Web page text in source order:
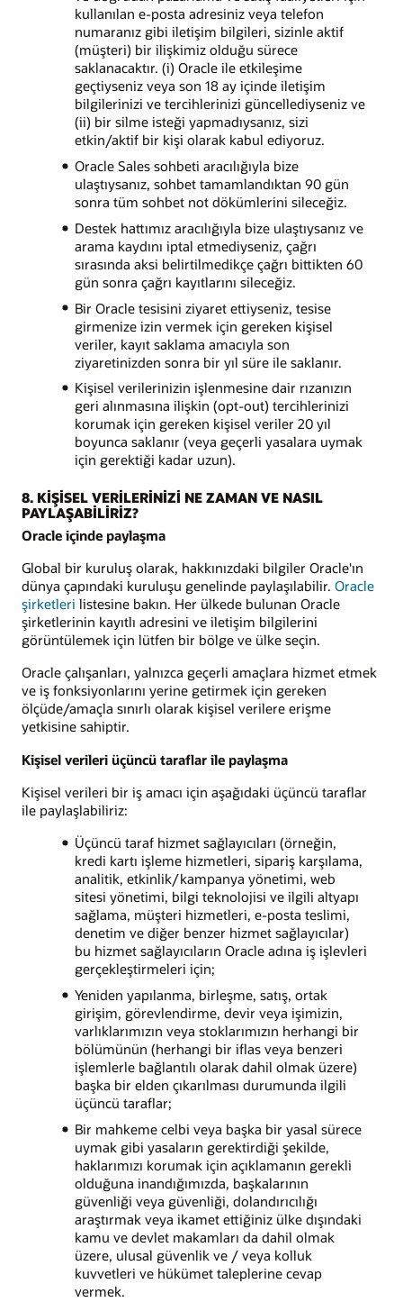
kullanılan e-posta adresiniz veya telefon
numaranız gibi iletişim bilgileri, sizinle aktif
(müşteri) bir ilişkimiz olduğu sürece
saklanacaktır. (i) Oracle ile etkileşime
geçtiyseniz veya son 18 ay içinde iletişim
bilgilerinizi ve tercihlerinizi güncellediyseniz ve
(ii) bir silme isteği yapmadıysanız, sizi
etkin/aktif bir kişi olarak kabul ediyoruz.
Oracle Sales sohbeti aracılığıyla bize
ulaştıysanız, sohbet tamamlandıktan 90 gün
sonra tüm sohbet not dökümlerini sileceğiz.
Destek hattımız aracılığıyla bize ulaştıysanız ve
arama kaydını iptal etmediyseniz, çağrı
sırasında aksi belirtilmedikçe çağrı bittikten 60
gün sonra çağrı kayıtlarını sileceğiz.
Bir Oracle tesisini ziyaret ettiyseniz, tesise
girmenize izin vermek için gereken kişisel
veriler, kayıt saklama amacıyla son
ziyaretinizden sonra bir yıl süre ile saklanır.
Kişisel verilerinizin işlenmesine dair rızanızın
geri alınmasına ilişkin (opt-out) tercihlerinizi
korumak için gereken kişisel veriler 20 yıl
boyunca saklanır (veya geçerli yasalara uymak
için gerektiği kadar uzun).
8. KİŞİSEL VERİLERİNİZİ NE ZAMAN VE NASIL
PAYLAŞABİLİRİZ?
Oracle içinde paylaşma
Global bir kuruluş olarak, hakkınızdaki bilgiler Oracle'ın
dünya çapındaki kuruluşu genelinde paylaşılabilir. Oracle
şirketleri listesine bakın. Her ülkede bulunan Oracle
şirketlerinin kayıtlı adresini ve iletişim bilgilerini
görüntülemek için lütfen bir bölge ve ülke seçin.
Oracle çalışanları, yalnızca geçerli amaçlara hizmet etmek
ve iş fonksiyonlarını yerine getirmek için gereken
ölçüde/amaçla sınırlı olarak kişisel verilere erişme
yetkisine sahiptir.
Kişisel verileri üçüncü taraflar ile paylaşma
Kişisel verileri bir iş amacı için aşağıdaki üçüncü taraflar
ile paylaşlabiliriz:
Üçüncü taraf hizmet sağlayıcıları (örneğin,
kredi kartı işleme hizmetleri, sipariş karşılama,
analitik, etkinlik/kampanya yönetimi, web
sitesi yönetimi, bilgi teknolojisi ve ilgili altyapı
sağlama, müşteri hizmetleri, e-posta teslimi,
denetim ve diğer benzer hizmet sağlayıcılar)
bu hizmet sağlayıcıların Oracle adına iş işlevleri
gerçekleştirmeleri için;
Yeniden yapılanma, birleşme, satış, ortak
girişim, görevlendirme, devir veya işimizin,
varlıklarımızın veya stoklarımızın herhangi bir
bölümünün (herhangi bir iflas veya benzeri
işlemlerle bağlantılı olarak dahil olmak üzere)
başka bir elden çıkarılması durumunda ilgili
üçüncü taraflar;
Bir mahkeme celbi veya başka bir yasal sürece
uymak gibi yasaların gerektirdiği şekilde,
haklarımızı korumak için açıklamanın gerekli
olduğuna inandığımızda, başkalarının
güvenliği veya güvenliği, dolandırıcılığı
araştırmak veya ikamet ettiğiniz ülke dışındaki
kamu ve devlet makamları da dahil olmak
üzere, ulusal güvenlik ve / veya kolluk
kuvvetleri ve hükümet taleplerine cevap
vermek.